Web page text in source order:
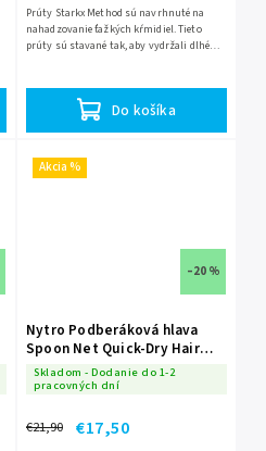
Do košíka
Prúty Starkx Method sú navrhnuté na
nahadzovanie ťažkých kŕmidiel. Tieto
prúty sú stavané tak, aby vydržali dlhé
Akcia %
–20 %
Nytro Podberáková hlava
Spoon Net Quick-Dry Hair
Mesh 40cm
Skladom - Dodanie do 1-2
pracovných dní
€21,90 €17,50